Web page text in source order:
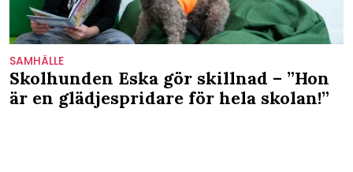
SAMHÄLLE
Skolhunden Eska gör skillnad – ”Hon
är en glädjespridare för hela skolan!”